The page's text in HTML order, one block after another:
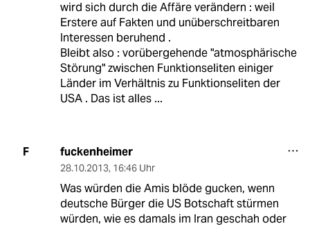
wird sich durch die Affäre verändern : weil
Erstere auf Fakten und unüberschreitbaren
Interessen beruhend .
Bleibt also : vorübergehende "atmosphärische
Störung" zwischen Funktionseliten einiger
Länder im Verhältnis zu Funktionseliten der
USA . Das ist alles ...
F fuckenheimer
28.10.2013, 16:46 Uhr
Was würden die Amis blöde gucken, wenn
deutsche Bürger die US Botschaft stürmen
würden, wie es damals im Iran geschah oder